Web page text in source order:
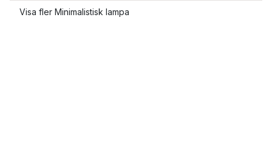
Visa fler Minimalistisk lampa